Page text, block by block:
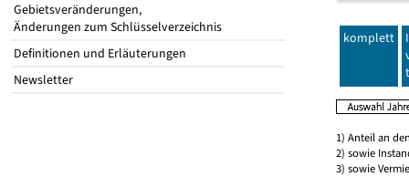
Gebietsveränderungen,
Änderungen zum Schlüsselverzeichnis
Definitionen und Erläuterungen
Newsletter
komplett
1) Anteil an
2) sowie
3) sowie